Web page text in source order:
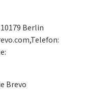
Berlin
Brevo